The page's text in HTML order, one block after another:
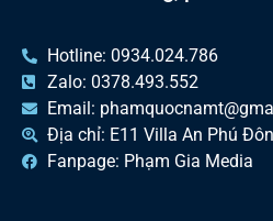
Hotline: 0934.024.786
Zalo: 0378.493.552
Email:
Địa chỉ: E11 Villa An Phú
Fanpage: Phạm Gia Media